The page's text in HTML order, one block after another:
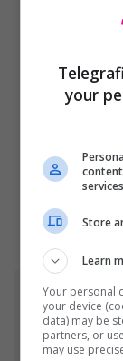
Top 5
your
Store
Learn
Your personal
your device
data) may be
partners, or
may use